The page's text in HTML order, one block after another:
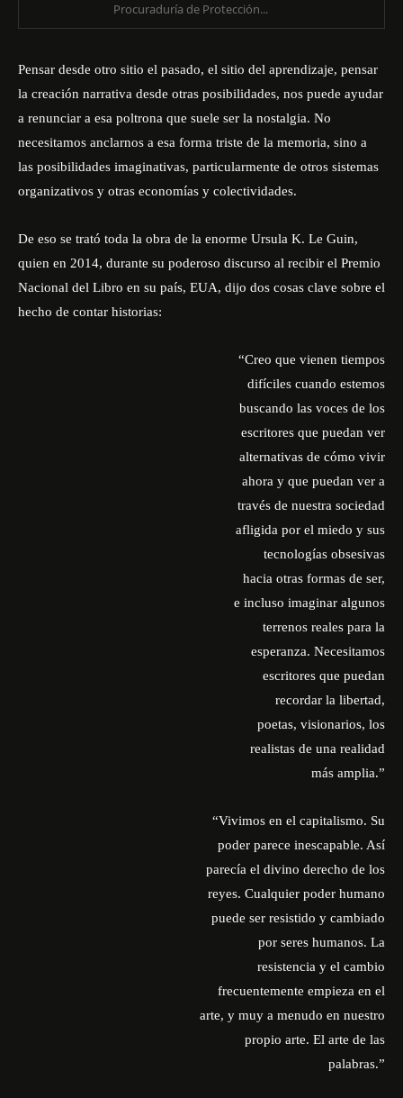
Procuraduría de Protección...
Pensar desde otro sitio el pasado, el sitio del aprendizaje, pensar
la creación narrativa desde otras posibilidades, nos puede ayudar
a renunciar a esa poltrona que suele ser la nostalgia. No
necesitamos anclarnos a esa forma triste de la memoria, sino a
las posibilidades imaginativas, particularmente de otros sistemas
organizativos y otras economías y colectividades.
De eso se trató toda la obra de la enorme Ursula K. Le Guin,
quien en 2014, durante su poderoso discurso al recibir el Premio
Nacional del Libro en su país, EUA, dijo dos cosas clave sobre el
hecho de contar historias:
“Creo que vienen tiempos
difíciles cuando estemos
buscando las voces de los
escritores que puedan ver
alternativas de cómo vivir
ahora y que puedan ver a
través de nuestra sociedad
afligida por el miedo y sus
tecnologías obsesivas
hacia otras formas de ser,
e incluso imaginar algunos
terrenos reales para la
esperanza. Necesitamos
escritores que puedan
recordar la libertad,
poetas, visionarios, los
realistas de una realidad
más amplia.”
“Vivimos en el capitalismo. Su
poder parece inescapable. Así
parecía el divino derecho de los
reyes. Cualquier poder humano
puede ser resistido y cambiado
por seres humanos. La
resistencia y el cambio
frecuentemente empieza en el
arte, y muy a menudo en nuestro
propio arte. El arte de las
palabras.”